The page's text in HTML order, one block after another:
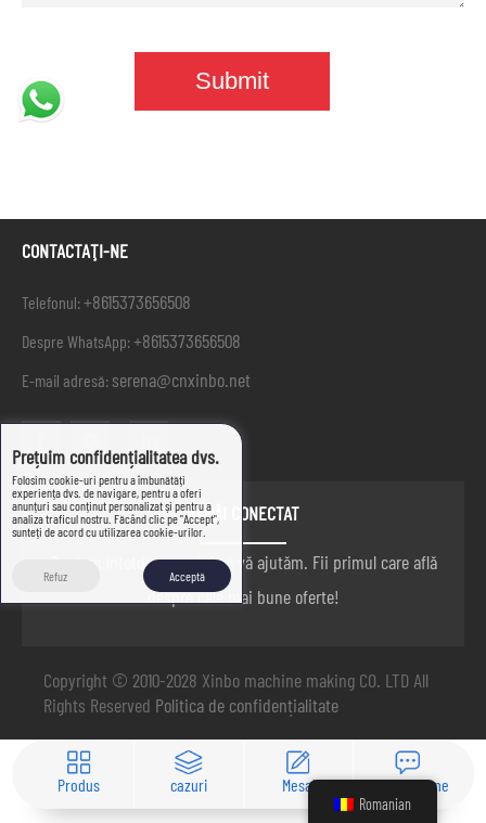
CONTACTAŢI-NE
Telefonul:+8615373656508
Despre WhatsApp:+8615373656508
E-mail adresă: serena@cnxinbo.net
RĂMÂI CONECTAT
Suntem întotdeauna aici să vă ajutăm. Fii primul care află
despre cele mai bune oferte!
Copyright © 2010-2028 Xinbo machine making CO. LTD All
Rights Reserved Politica de confidențialitate
Produs cazuri Mesaj Contactaţi-ne
Romanian
Prețuim confidențialitatea dvs.
Folosim cookie-uri pentru a îmbunătăți
experiența dvs. de navigare, pentru a oferi
anunțuri sau conținut personalizat și pentru a
analiza traficul nostru. Făcând clic pe "Accept",
sunteți de acord cu utilizarea cookie-urilor.
Refuz Acceptă